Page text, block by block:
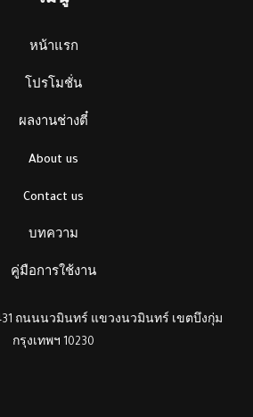
หน้าแรก
โปรโมชั่น
ผลงานช่างตี๋
About us
Contact us
บทความ
คู่มือการใช้งาน
ถนนนวมินทร์ แขวงนวมินทร์ เขตบึงกุ่ม
กรุงเทพฯ 10230